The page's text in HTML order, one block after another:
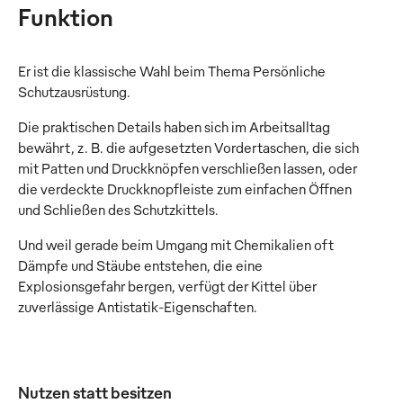
Funktion
Er ist die klassische Wahl beim Thema Persönliche
Schutzausrüstung.
Die praktischen Details haben sich im Arbeitsalltag
bewährt, z. B. die aufgesetzten Vordertaschen, die sich
mit Patten und Druckknöpfen verschließen lassen, oder
die verdeckte Druckknopfleiste zum einfachen Öffnen
und Schließen des Schutzkittels.
Und weil gerade beim Umgang mit Chemikalien oft
Dämpfe und Stäube entstehen, die eine
Explosionsgefahr bergen, verfügt der Kittel über
zuverlässige Antistatik-Eigenschaften.
Nutzen statt besitzen